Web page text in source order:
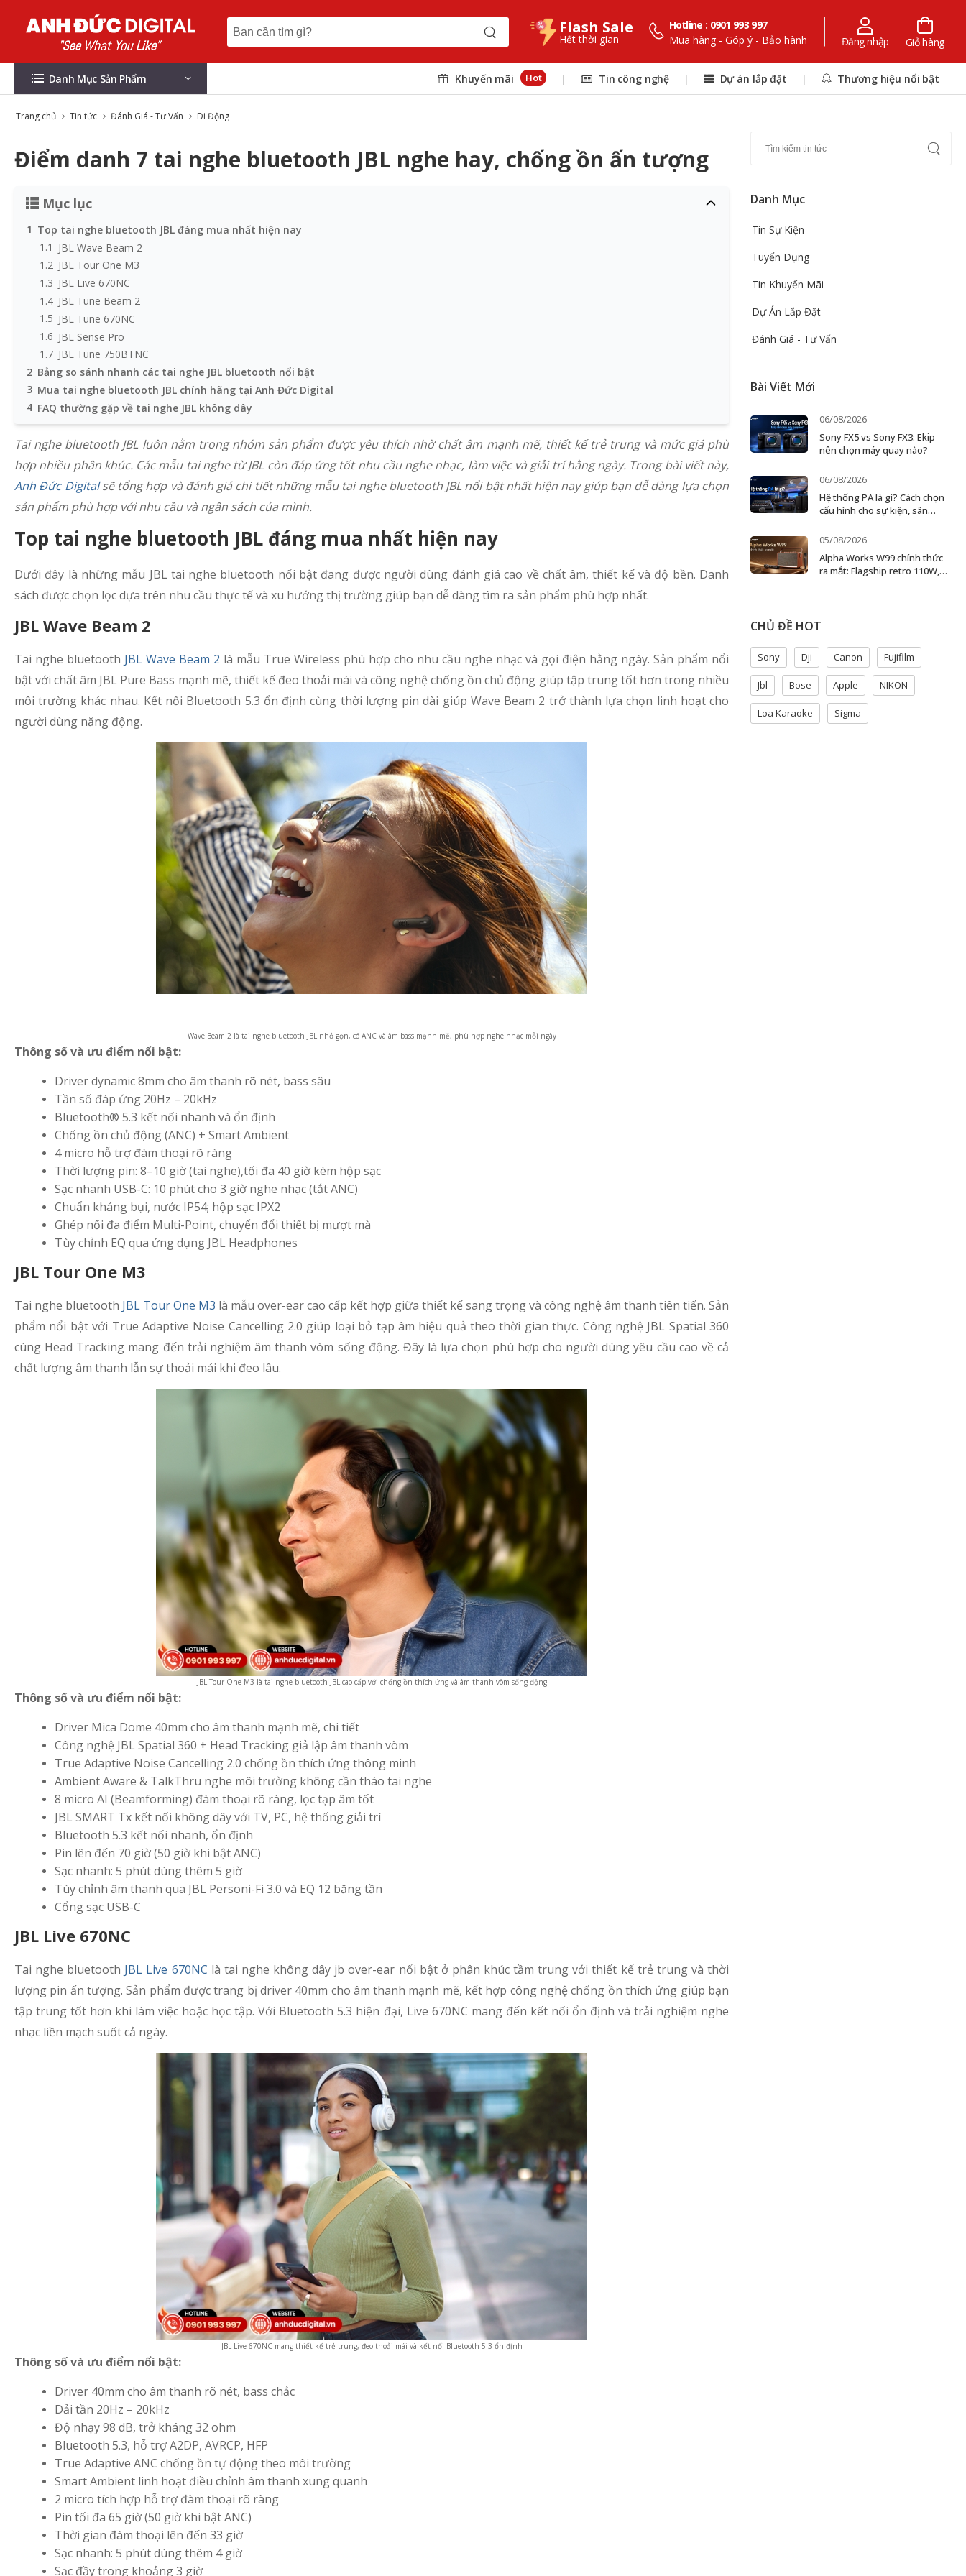
Flash Sale
Hết thời gian
Hotline : 0901 993 997
Mua hàng - Góp ý - Bảo hành
Đăng nhập Giỏ hàng
Danh Mục Sản Phẩm Khuyến mãi Hot | Tin công nghệ | Dự án lắp đặt | Thương hiệu nổi bật
Trang chủ Tin tức Đánh Giá - Tư Vấn Di Động
Điểm danh 7 tai nghe bluetooth JBL nghe hay, chống ồn ấn tượng
Mục lục
1 Top tai nghe bluetooth JBL đáng mua nhất hiện nay
1.1 JBL Wave Beam 2
1.2 JBL Tour One M3
1.3 JBL Live 670NC
1.4 JBL Tune Beam 2
1.5 JBL Tune 670NC
1.6 JBL Sense Pro
1.7 JBL Tune 750BTNC
2 Bảng so sánh nhanh các tai nghe JBL bluetooth nổi bật
3 Mua tai nghe bluetooth JBL chính hãng tại Anh Đức Digital
4 FAQ thường gặp về tai nghe JBL không dây
Tai nghe bluetooth JBL luôn nằm trong nhóm sản phẩm được yêu thích nhờ chất âm mạnh mẽ, thiết kế trẻ trung và mức giá phù
hợp nhiều phân khúc. Các mẫu tai nghe từ JBL còn đáp ứng tốt nhu cầu nghe nhạc, làm việc và giải trí hằng ngày. Trong bài viết này,
Anh Đức Digitalsẽ tổng hợp và đánh giá chi tiết những mẫu tai nghe bluetooth JBL nổi bật nhất hiện nay giúp bạn dễ dàng lựa chọn
sản phẩm phù hợp với nhu cầu và ngân sách của mình.
Top tai nghe bluetooth JBL đáng mua nhất hiện nay
Dưới đây là những mẫu JBL tai nghe bluetooth nổi bật đang được người dùng đánh giá cao về chất âm, thiết kế và độ bền. Danh
sách được chọn lọc dựa trên nhu cầu thực tế và xu hướng thị trường giúp bạn dễ dàng tìm ra sản phẩm phù hợp nhất.
JBL Wave Beam 2
Tai nghe bluetooth JBL Wave Beam 2 là mẫu True Wireless phù hợp cho nhu cầu nghe nhạc và gọi điện hằng ngày. Sản phẩm nổi
bật với chất âm JBL Pure Bass mạnh mẽ, thiết kế đeo thoải mái và công nghệ chống ồn chủ động giúp tập trung tốt hơn trong nhiều
môi trường khác nhau. Kết nối Bluetooth 5.3 ổn định cùng thời lượng pin dài giúp Wave Beam 2 trở thành lựa chọn linh hoạt cho
người dùng năng động.
Wave Beam 2 là tai nghe bluetooth JBL nhỏ gọn, có ANC và âm bass mạnh mẽ, phù hợp nghe nhạc mỗi ngày
Thông số và ưu điểm nổi bật:
Driver dynamic 8mm cho âm thanh rõ nét, bass sâu
Tần số đáp ứng 20Hz – 20kHz
Bluetooth® 5.3 kết nối nhanh và ổn định
Chống ồn chủ động (ANC) + Smart Ambient
4 micro hỗ trợ đàm thoại rõ ràng
Thời lượng pin: 8–10 giờ (tai nghe),tối đa 40 giờ kèm hộp sạc
Sạc nhanh USB-C: 10 phút cho 3 giờ nghe nhạc (tắt ANC)
Chuẩn kháng bụi, nước IP54; hộp sạc IPX2
Ghép nối đa điểm Multi-Point, chuyển đổi thiết bị mượt mà
Tùy chỉnh EQ qua ứng dụng JBL Headphones
JBL Tour One M3
Tai nghe bluetooth JBL Tour One M3 là mẫu over-ear cao cấp kết hợp giữa thiết kế sang trọng và công nghệ âm thanh tiên tiến. Sản
phẩm nổi bật với True Adaptive Noise Cancelling 2.0 giúp loại bỏ tạp âm hiệu quả theo thời gian thực. Công nghệ JBL Spatial 360
cùng Head Tracking mang đến trải nghiệm âm thanh vòm sống động. Đây là lựa chọn phù hợp cho người dùng yêu cầu cao về cả
chất lượng âm thanh lẫn sự thoải mái khi đeo lâu.
JBL Tour One M3 là tai nghe bluetooth JBL cao cấp với chống ồn thích ứng và âm thanh vòm sống động
Thông số và ưu điểm nổi bật:
Driver Mica Dome 40mm cho âm thanh mạnh mẽ, chi tiết
Công nghệ JBL Spatial 360 + Head Tracking giả lập âm thanh vòm
True Adaptive Noise Cancelling 2.0 chống ồn thích ứng thông minh
Ambient Aware & TalkThru nghe môi trường không cần tháo tai nghe
8 micro AI (Beamforming) đàm thoại rõ ràng, lọc tạp âm tốt
JBL SMART Tx kết nối không dây với TV, PC, hệ thống giải trí
Bluetooth 5.3 kết nối nhanh, ổn định
Pin lên đến 70 giờ (50 giờ khi bật ANC)
Sạc nhanh: 5 phút dùng thêm 5 giờ
Tùy chỉnh âm thanh qua JBL Personi-Fi 3.0 và EQ 12 băng tần
Cổng sạc USB-C
JBL Live 670NC
Tai nghe bluetooth JBL Live 670NC là tai nghe không dây jb over-ear nổi bật ở phân khúc tầm trung với thiết kế trẻ trung và thời
lượng pin ấn tượng. Sản phẩm được trang bị driver 40mm cho âm thanh mạnh mẽ, kết hợp công nghệ chống ồn thích ứng giúp bạn
tập trung tốt hơn khi làm việc hoặc học tập. Với Bluetooth 5.3 hiện đại, Live 670NC mang đến kết nối ổn định và trải nghiệm nghe
nhạc liền mạch suốt cả ngày.
JBL Live 670NC mang thiết kế trẻ trung, đeo thoải mái và kết nối Bluetooth 5.3 ổn định
Thông số và ưu điểm nổi bật:
Driver 40mm cho âm thanh rõ nét, bass chắc
Dải tần 20Hz – 20kHz
Độ nhạy 98 dB, trở kháng 32 ohm
Bluetooth 5.3, hỗ trợ A2DP, AVRCP, HFP
True Adaptive ANC chống ồn tự động theo môi trường
Smart Ambient linh hoạt điều chỉnh âm thanh xung quanh
2 micro tích hợp hỗ trợ đàm thoại rõ ràng
Pin tối đa 65 giờ (50 giờ khi bật ANC)
Thời gian đàm thoại lên đến 33 giờ
Sạc nhanh: 5 phút dùng thêm 4 giờ
Sạc đầy trong khoảng 3 giờ
Danh Mục
Tin Sự Kiện
Tuyển Dụng
Tin Khuyến Mãi
Dự Án Lắp Đặt
Đánh Giá - Tư Vấn
Bài Viết Mới
06/08/2026
Sony FX5 vs Sony FX3: Ekip
nên chọn máy quay nào?
06/08/2026
Hệ thống PA là gì? Cách chọn
cấu hình cho sự kiện, sân
05/08/2026
Alpha Works W99 chính thức
ra mắt: Flagship retro 110W,
CHỦ ĐỀ HOT
Sony Dji Canon Fujifilm
Jbl Bose Apple NIKON
Loa Karaoke Sigma